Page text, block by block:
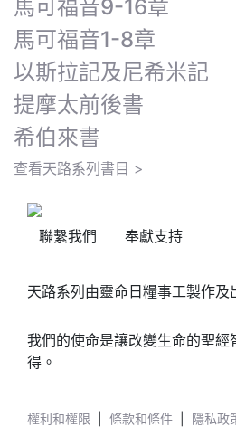
馬可福音9-16章
馬可福音1-8章
以斯拉記及尼希米記
提摩太前後書
希伯來書
查看天路系列書目 >
聯繫我們 奉獻支持
天路系列由靈命日糧事工製作及
我們的使命是讓改變生命的聖經
得。
權利和權限 條款和條件 隱私政